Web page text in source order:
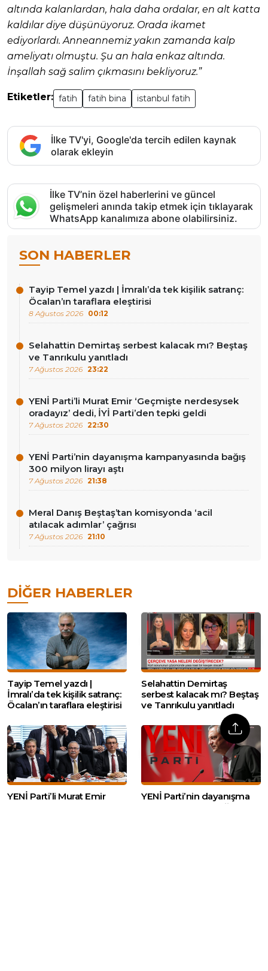
altında kalanlardan, hala daha ordalar, en alt katta
kaldılar diye düşünüyoruz. Orada ikamet
ediyorlardı. Anneannemiz yakın zamanda kalp
ameliyatı olmuştu. Şu an hala enkaz altında.
İnşallah sağ salim çıkmasını bekliyoruz.”
Etiketler: fatih fatih bina istanbul fatih
İlke TV'yi, Google'da tercih edilen kaynak
olarak ekleyin
İlke TV’nin özel haberlerini ve güncel
gelişmeleri anında takip etmek için tıklayarak
WhatsApp kanalımıza abone olabilirsiniz.
SON HABERLER
Tayip Temel yazdı | İmralı’da tek kişilik satranç:
Öcalan’ın taraflara eleştirisi
8 Ağustos 2026 00:12
Selahattin Demirtaş serbest kalacak mı? Beştaş
ve Tanrıkulu yanıtladı
7 Ağustos 2026 23:22
YENİ Parti’li Murat Emir ‘Geçmişte nerdesysek
oradayız’ dedi, İYİ Parti’den tepki geldi
7 Ağustos 2026 22:30
YENİ Parti’nin dayanışma kampanyasında bağış
300 milyon lirayı aştı
7 Ağustos 2026 21:38
Meral Danış Beştaş’tan komisyonda ‘acil
atılacak adımlar’ çağrısı
7 Ağustos 2026 21:10
DIĞER HABERLER
Tayip Temel yazdı |
İmralı’da tek kişilik satranç:
Öcalan’ın taraflara eleştirisi
Selahattin Demirtaş
serbest kalacak mı? Beştaş
ve Tanrıkulu yanıtladı
YENİ Parti’li Murat Emir
YENİ Parti’nin dayanışma
kampanyasında bağış 300